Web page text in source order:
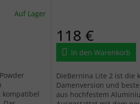
Auf Lager
kompatibel
118 €
In den Warenkorb
DieBernina Lite 2 ist die
Damenversion und
aus hochfestem